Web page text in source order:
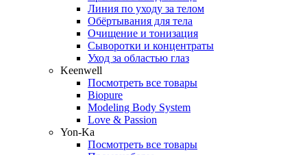
Линия по уходу за телом
Обёртывания для тела
Очищение и тонизация
Сыворотки и концентраты
Уход за областью глаз
Keenwell
Посмотреть все товары
Biopure
Modeling Body System
Love & Passion
Yon-Ka
Посмотреть все товары